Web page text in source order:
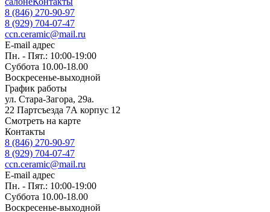
8 (846) 270-90-97
8 (929) 704-07-47
ccn.ceramic@mail.ru
E-mail адрес
Пн. - Пят.: 10:00-19:00
Суббота 10.00-18.00
Воскресенье-выходной
График работы
ул. Стара-Загора, 29а.
22 Партсъезда 7А корпус 12
Смотреть на карте
Контакты
8 (846) 270-90-97
8 (929) 704-07-47
ccn.ceramic@mail.ru
E-mail адрес
Пн. - Пят.: 10:00-19:00
Суббота 10.00-18.00
Воскресенье-выходной